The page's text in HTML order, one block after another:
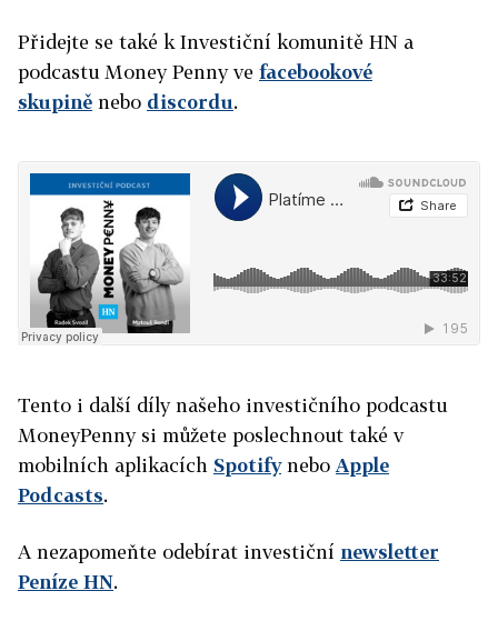
Přidejte se také k Investiční komunitě HN a
podcastu Money Penny ve facebookové
skupině nebo discordu.
Tento i další díly našeho investičního podcastu
MoneyPenny si můžete poslechnout také v
mobilních aplikacích Spotifynebo Apple
Podcasts.
A nezapomeňte odebírat investiční newsletter
Peníze HN.